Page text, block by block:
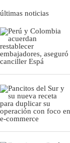
últimas noticias